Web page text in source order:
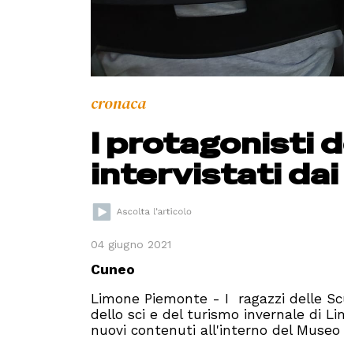
cronaca
I protagonisti
intervistati dai
04 giugno 2021
Cuneo
Limone Piemonte - I ragazzi delle
dello sci e del turismo invernale di
nuovi contenuti all'interno del Museo